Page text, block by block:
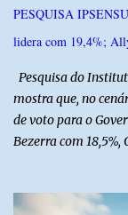
PESQUISA
lidera com 19,4%;
Pesquisa do
mostra que, no
de voto para o
Bezerra com
do Norte entre os